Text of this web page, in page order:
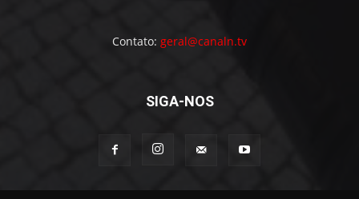
Contato: geral@canaln.tv
SIGA-NOS